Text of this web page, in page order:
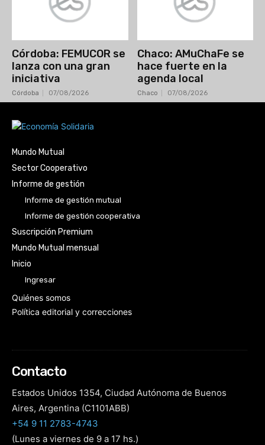
Córdoba: FEMUCOR se
lanza con una gran
iniciativa
Córdoba 07/08/2026
Chaco: AMuChaFe se
hace fuerte en la
agenda local
Chaco 07/08/2026
Mundo Mutual
Sector Cooperativo
Informe de gestión
Informe de gestión mutual
Informe de gestión cooperativa
Suscripción Premium
Mundo Mutual mensual
Inicio
Ingresar
Quiénes somos
Política editorial y correcciones
Contacto
Estados Unidos 1354, Ciudad Autónoma de Buenos
Aires, Argentina (C1101ABB)
+54 9 11 2783-4743
(Lunes a viernes de 9 a 17 hs.)